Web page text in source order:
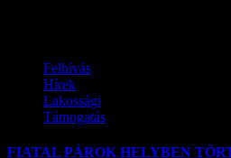
Felhívás
Hírek
Lakossági
Támogatás
FIATAL PÁROK HELYBEN